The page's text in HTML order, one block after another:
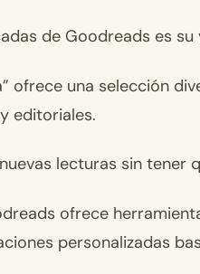
de Goodreads es
ofrece una selección
editoriales.
lecturas sin tener
ofrece
personalizadas